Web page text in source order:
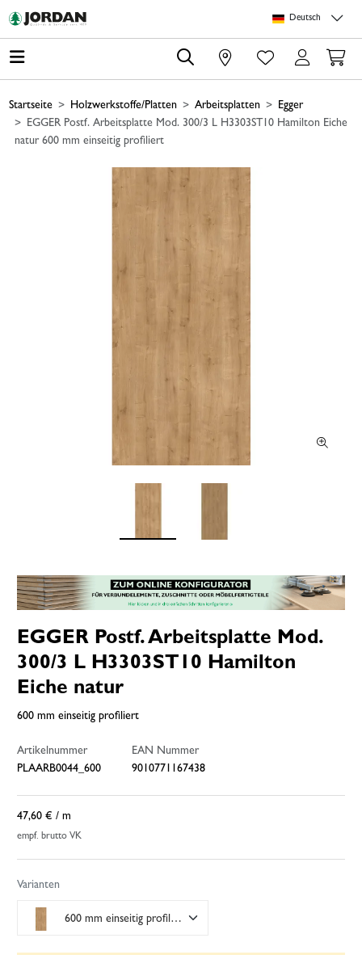
Deutsch
0
Startseite Holzwerkstoffe/Platten Arbeitsplatten
Egger
EGGER Postf. Arbeitsplatte Mod. 300/3 L H3303ST10 Hamilton Eiche
natur 600 mm einseitig profiliert
EGGER Postf. Arbeitsplatte Mod.
300/3 L H3303ST10 Hamilton
Eiche natur
600 mm einseitig profiliert
Artikelnummer
PLAARB0044_600
EAN Nummer
9010771167438
47,60 € / m
empf. brutto VK
Varianten
600 mm einseitig profiliert